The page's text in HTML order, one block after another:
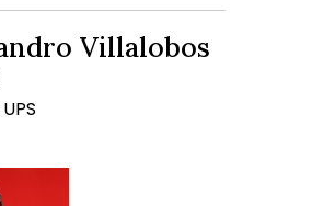
Villalobos